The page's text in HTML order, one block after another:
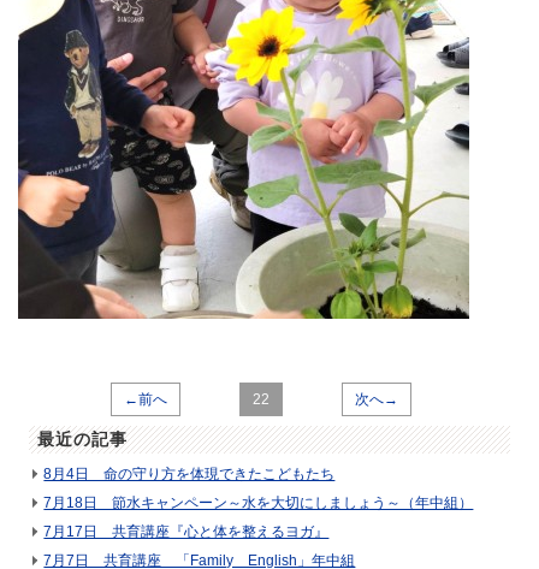
←前へ 22 次へ→
最近の記事
8月4日 命の守り方を体現できたこどもたち
7月18日 節水キャンペーン～水を大切にしましょう～（年中組）
7月17日 共育講座『心と体を整えるヨガ』
7月7日 共育講座 「Family English」年中組